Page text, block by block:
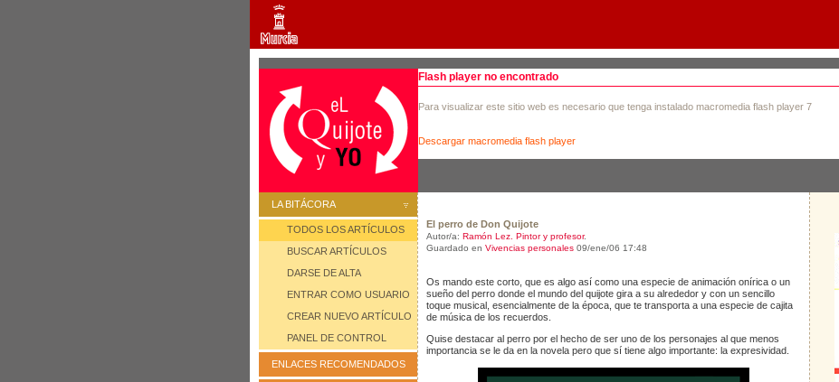
Flash player no encontrado
Para visualizar este sitio web es necesario que tenga instalado macromedia flash player 7
Descargar macromedia flash player
LA BITÁCORA
TODOS LOS ARTÍCULOS
BUSCAR ARTÍCULOS
DARSE DE ALTA
ENTRAR COMO USUARIO
CREAR NUEVO ARTÍCULO
PANEL DE CONTROL
ENLACES RECOMENDADOS
El perro de Don Quijote
Autor/a: Ramón Lez. Pintor y profesor.
Guardado en Vivencias personales 09/ene/06 17:48
Os mando este corto, que es algo así como una especie de animación onírica o un
sueño del perro donde el mundo del quijote gira a su alrededor y con un sencillo
toque musical, esencialmente de la época, que te transporta a una especie de cajita
de música de los recuerdos.
Quise destacar al perro por el hecho de ser uno de los personajes al que menos
importancia se le da en la novela pero que sí tiene algo importante: la expresividad.